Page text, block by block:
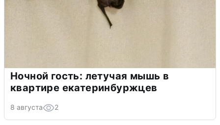
Ночной гость: летучая мышь в
квартире екатеринбуржцев
8 августа 2